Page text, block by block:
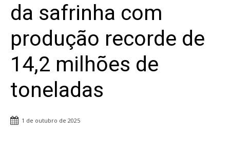
da safrinha com
produção recorde de
14,2 milhões de
toneladas
1 de outubro de 2025